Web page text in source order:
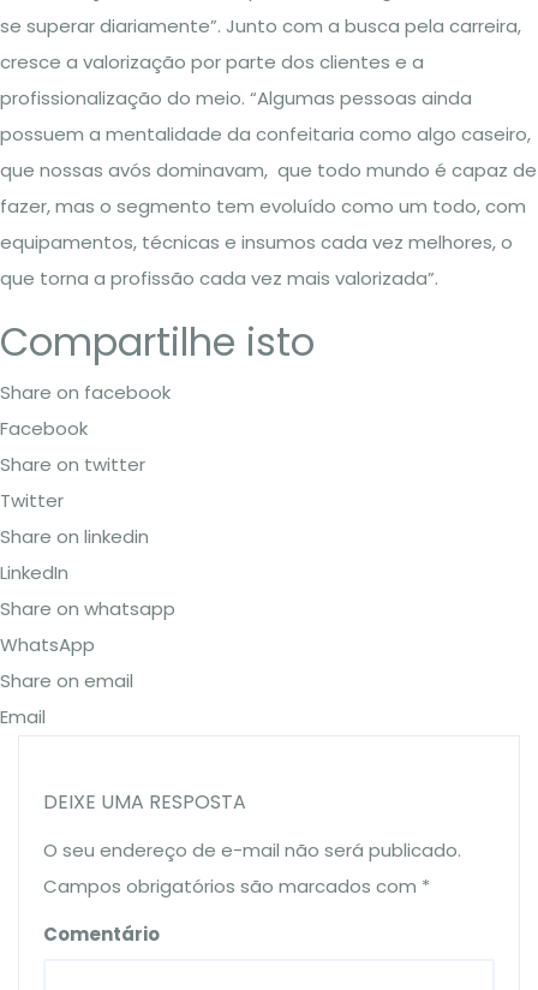
se superar diariamente”. Junto com a busca pela carreira,
cresce a valorização por parte dos clientes e a
profissionalização do meio. “Algumas pessoas ainda
possuem a mentalidade da confeitaria como algo caseiro,
que nossas avós dominavam, que todo mundo é capaz de
fazer, mas o segmento tem evoluído como um todo, com
equipamentos, técnicas e insumos cada vez melhores, o
que torna a profissão cada vez mais valorizada”.
Compartilhe isto
Share on facebook
Facebook
Share on twitter
Twitter
Share on linkedin
LinkedIn
Share on whatsapp
WhatsApp
Share on email
Email
DEIXE UMA RESPOSTA
O seu endereço de e-mail não será publicado.
Campos obrigatórios são marcados com *
Comentário